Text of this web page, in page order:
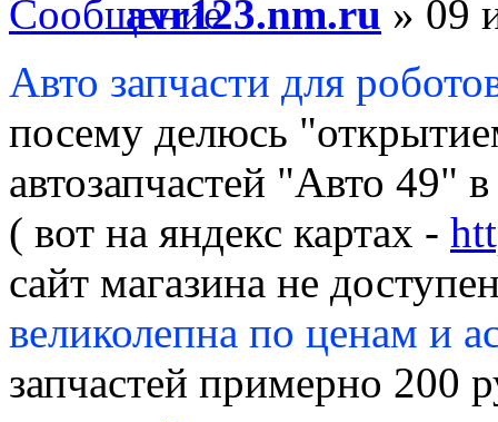
avr123.nm.ru » 09
Авто запчасти для
посему делюсь
автозапчастей "Авто 49"
( вот на яндекс картах -
сайт магазина не
великолепна по ценам и
запчастей примерно 200